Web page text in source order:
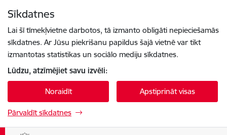
Sīkdatnes
Lai šī tīmekļvietne darbotos, tā izmanto obligāti nepieciešamās
sīkdatnes. Ar Jūsu piekrišanu papildus šajā vietnē var tikt
izmantotas statistikas un sociālo mediju sīkdatnes.
Lūdzu, atzīmējiet savu izvēli:
Noraidīt Apstiprināt visas
Pārvaldīt sīkdatnes